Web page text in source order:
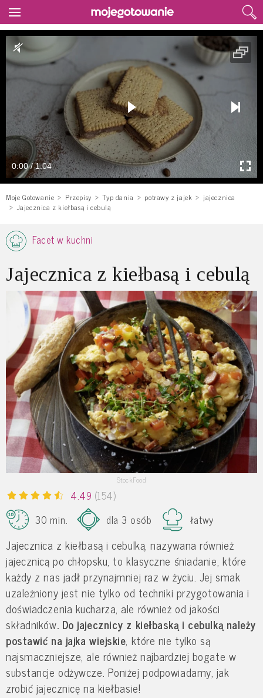
0:00 / 1:04
Moje Gotowanie Przepisy Typ dania potrawy z jajek
jajecznica
Jajecznica z kiełbasą i cebulą
Facet w kuchni
Jajecznica z kiełbasą i cebulą
StockFood
4.49 (154)
30 min.
dla 3 osób łatwy
Jajecznica z kiełbasą i cebulką, nazywana również
jajecznicą po chłopsku, to klasyczne śniadanie, które
każdy z nas jadł przynajmniej raz w życiu. Jej smak
uzależniony jest nie tylko od techniki przygotowania i
doświadczenia kucharza, ale również od jakości
składników. Do jajecznicy z kiełbaską i cebulką należy
postawić na jajka wiejskie, które nie tylko są
najsmaczniejsze, ale również najbardziej bogate w
substancje odżywcze. Poniżej podpowiadamy, jak
zrobić jajecznicę na kiełbasie!